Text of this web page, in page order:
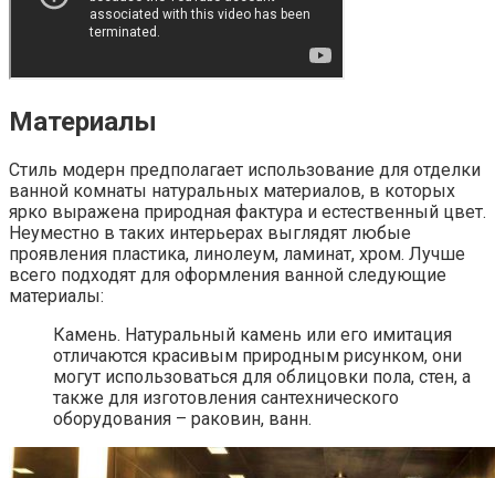
Материалы
Стиль модерн предполагает использование для отделки
ванной комнаты натуральных материалов, в которых
ярко выражена природная фактура и естественный цвет.
Неуместно в таких интерьерах выглядят любые
проявления пластика, линолеум, ламинат, хром. Лучше
всего подходят для оформления ванной следующие
материалы:
Камень. Натуральный камень или его имитация
отличаются красивым природным рисунком, они
могут использоваться для облицовки пола, стен, а
также для изготовления сантехнического
оборудования – раковин, ванн.